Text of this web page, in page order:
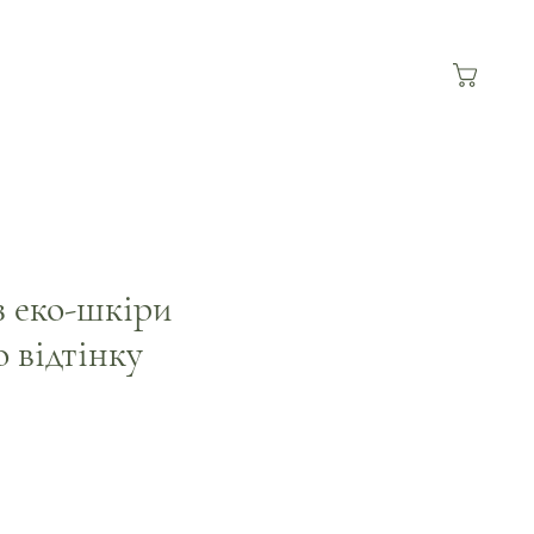
шкіри
відтінку